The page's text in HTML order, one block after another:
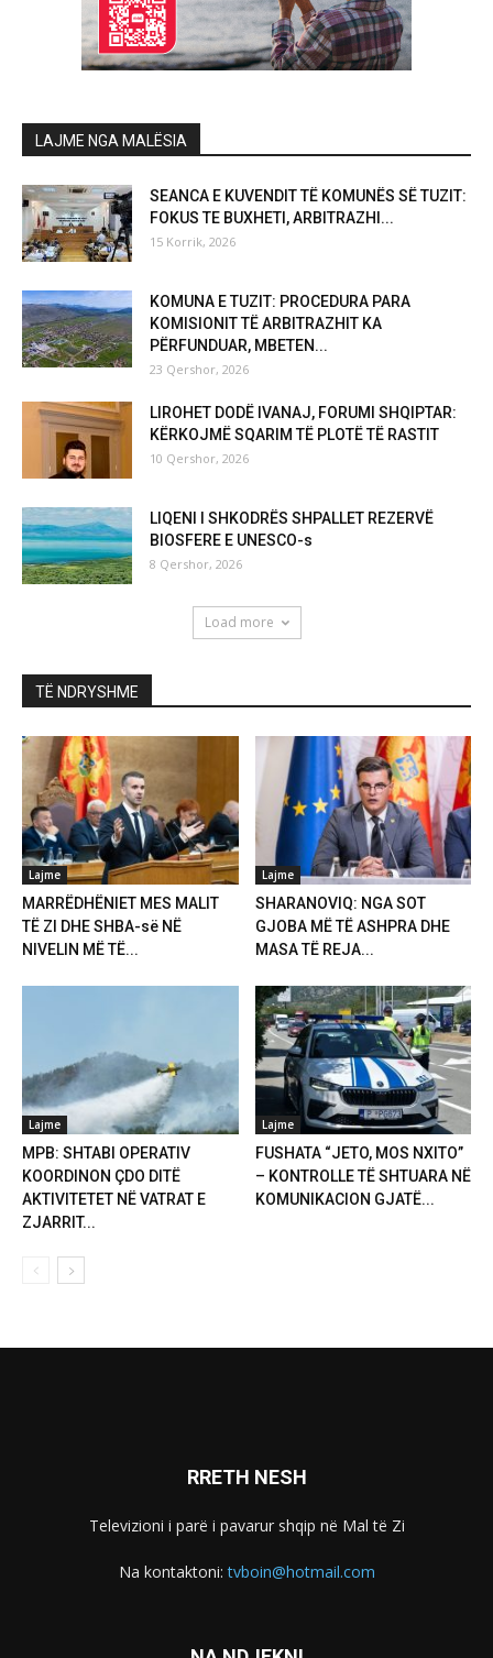
LAJME NGA MALËSIA
SEANCA E KUVENDIT TË KOMUNËS SË TUZIT:
FOKUS TE BUXHETI, ARBITRAZHI...
15 Korrik, 2026
KOMUNA E TUZIT: PROCEDURA PARA
KOMISIONIT TË ARBITRAZHIT KA
PËRFUNDUAR, MBETEN...
23 Qershor, 2026
LIROHET DODË IVANAJ, FORUMI SHQIPTAR:
KËRKOJMË SQARIM TË PLOTË TË RASTIT
10 Qershor, 2026
LIQENI I SHKODRËS SHPALLET REZERVË
BIOSFERE E UNESCO-s
8 Qershor, 2026
Load more
TË NDRYSHME
Lajme
MARRËDHËNIET MES MALIT
TË ZI DHE SHBA-së NË
NIVELIN MË TË...
Lajme
SHARANOVIQ: NGA SOT
GJOBA MË TË ASHPRA DHE
MASA TË REJA...
Lajme
MPB: SHTABI OPERATIV
KOORDINON ÇDO DITË
AKTIVITETET NË VATRAT E
ZJARRIT...
Lajme
FUSHATA “JETO, MOS NXITO”
– KONTROLLE TË SHTUARA NË
KOMUNIKACION GJATË...
RRETH NESH
Televizioni i parë i pavarur shqip në Mal të Zi
Na kontaktoni:tvboin@hotmail.com